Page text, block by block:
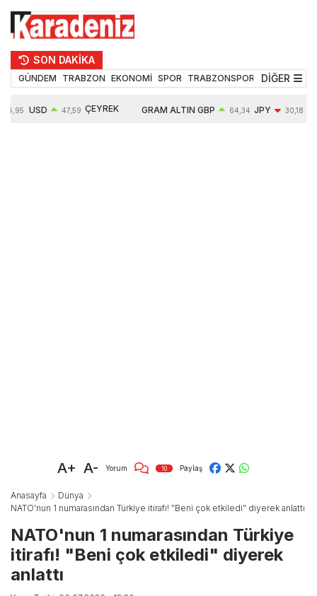
SON DAKİKA
GÜNDEM TRABZON EKONOMİ SPOR TRABZONSPOR TEKNOLOJİ
DİĞER
USD 47,59 ÇEYREK GRAM ALTIN GBP 64,34 JPY 30,18
A+ A- Yorum 10 Paylaş
Anasayfa
Dünya
NATO'nun 1 numarasından Türkiye itirafı! "Beni çok etkiledi" diyerek anlattı
NATO'nun 1 numarasından Türkiye
itirafı! "Beni çok etkiledi" diyerek
anlattı